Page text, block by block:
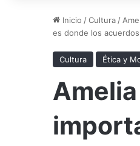
Inicio /Cultura /
es donde los
Cultura Ética y